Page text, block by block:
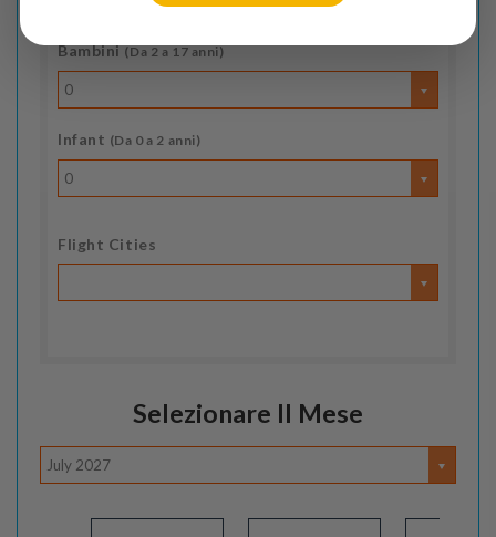
Bambini(Da 2 a 17 anni)
0
Infant (Da 0 a 2 anni)
0
Flight Cities
Selezionare Il Mese
July 2027